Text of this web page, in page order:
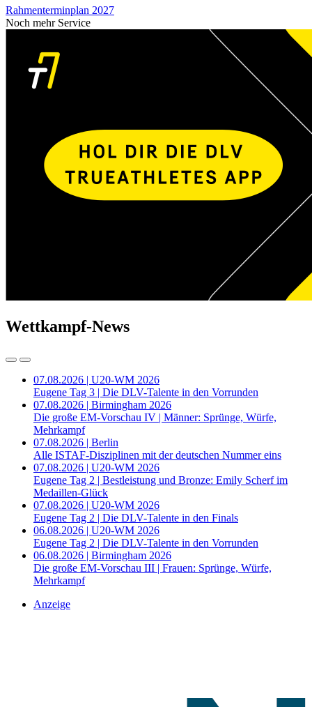
Rahmenterminplan 2027
Noch mehr Service
Wettkampf-News
07.08.2026 | U20-WM 2026
Eugene Tag 3 | Die DLV-Talente in den Vorrunden
07.08.2026 | Birmingham 2026
Die große EM-Vorschau IV | Männer: Sprünge, Würfe,
Mehrkampf
07.08.2026 | Berlin
Alle ISTAF-Disziplinen mit der deutschen Nummer eins
07.08.2026 | U20-WM 2026
Eugene Tag 2 | Bestleistung und Bronze: Emily Scherf im
Medaillen-Glück
07.08.2026 | U20-WM 2026
Eugene Tag 2 | Die DLV-Talente in den Finals
06.08.2026 | U20-WM 2026
Eugene Tag 2 | Die DLV-Talente in den Vorrunden
06.08.2026 | Birmingham 2026
Die große EM-Vorschau III | Frauen: Sprünge, Würfe,
Mehrkampf
Anzeige